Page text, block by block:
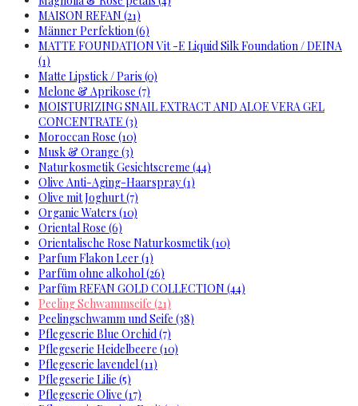
MAISON REFAN (21)
Männer Perfektion (6)
MATTE FOUNDATION Vit -E Liquid Silk Foundation / DEINA
(1)
Matte Lipstick / Paris (0)
Melone & Aprikose (7)
MOISTURIZING SNAIL EXTRACT AND ALOE VERA GEL
CONCENTRATE (3)
Moroccan Rose (10)
Musk & Orange (3)
Naturkosmetik Gesichtscreme (44)
Olive Anti-Aging-Haarspray (1)
Olive mit Joghurt (7)
Organic Waters (10)
Oriental Rose (6)
Orientalische Rose Naturkosmetik (10)
Parfum Flakon Leer (1)
Parfüm ohne alkohol (26)
Parfüm REFAN GOLD COLLECTION (44)
Peeling Schwammseife (21)
Peelingschwamm und Seife (38)
Pflegeserie Blue Orchid (7)
Pflegeserie Heidelbeere (10)
Pflegeserie lavendel (11)
Pflegeserie Lilie (5)
Pflegeserie Olive (17)